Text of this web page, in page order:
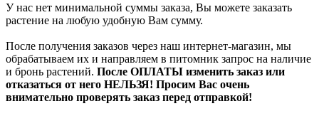
У нас нет минимальной суммы заказа, Вы можете заказать
растение на любую удобную Вам сумму.
После получения заказов через наш интернет-магазин, мы
обрабатываем их и направляем в питомник запрос на наличие
и бронь растений. После ОПЛАТЫ изменить заказ или
отказаться от него НЕЛЬЗЯ! Просим Вас очень
внимательно проверять заказ перед отправкой!